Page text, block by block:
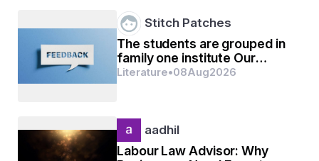
बरदा कौन है???
तर्क नहीं जानती मैं
रास्ता भटक जाती हूं
Stitch Patches
The students are grouped in
family one institute Our
Experience with JAK Global
Literature•08Aug2026
aadhil
Labour Law Advisor: Why